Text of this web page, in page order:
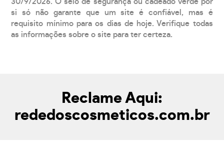
si só não garante que um site é confiável, mas é
requisito mínimo para os dias de hoje. Verifique todas
as informações sobre o site para ter certeza.
Reclame Aqui:
rededoscosmeticos.com.br